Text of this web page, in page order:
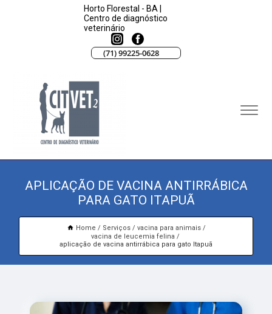
Horto Florestal - BA |
Centro de diagnóstico
veterinário
(71) 99225-0628
APLICAÇÃO DE VACINA ANTIRRÁBICA
PARA GATO ITAPUÃ
Home Serviços
vacina para animais
vacina de leucemia felina
aplicação de vacina antirrábica para gato Itapuã